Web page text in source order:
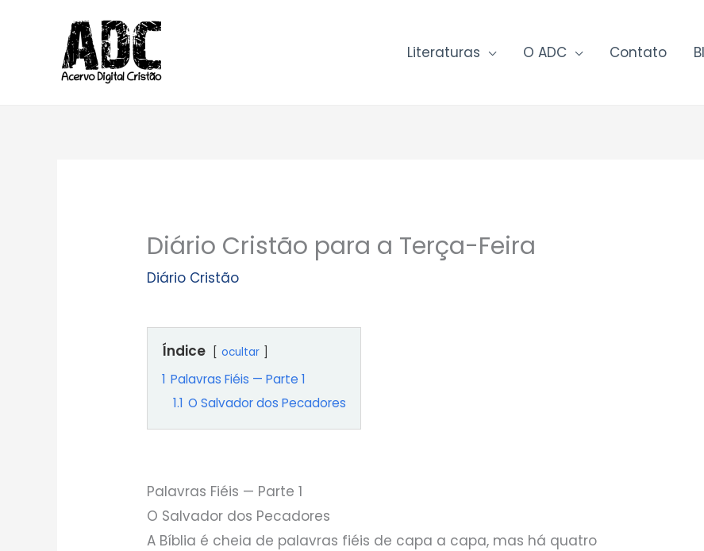
conteúdo
Literaturas O ADC Contato
Diário Cristão para a Terça-Feira
Diário Cristão
Índice ocultar
1 Palavras Fiéis — Parte 1
1.1 O Salvador dos Pecadores
Palavras Fiéis — Parte 1
O Salvador dos Pecadores
A Bíblia é cheia de palavras fiéis de capa a capa, mas há quatro